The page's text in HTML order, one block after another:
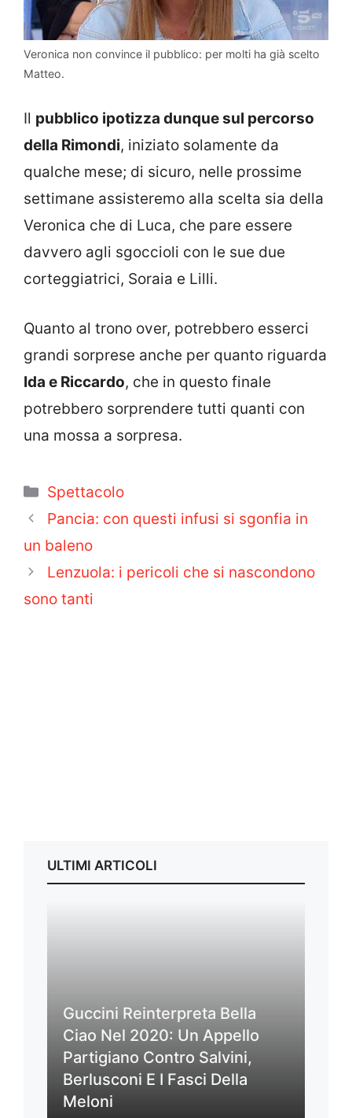
Veronica non convince il pubblico: per molti ha già scelto
Matteo.
Il pubblico ipotizza dunque sul percorso
della Rimondi, iniziato solamente da
qualche mese; di sicuro, nelle prossime
settimane assisteremo alla scelta sia della
Veronica che di Luca, che pare essere
davvero agli sgoccioli con le sue due
corteggiatrici, Soraia e Lilli.
Quanto al trono over, potrebbero esserci
grandi sorprese anche per quanto riguarda
Ida e Riccardo, che in questo finale
potrebbero sorprendere tutti quanti con
una mossa a sorpresa.
Categorie
Spettacolo
Pancia: con questi infusi si sgonfia in
un baleno
Lenzuola: i pericoli che si nascondono
sono tanti
ULTIMI ARTICOLI
Guccini Reinterpreta Bella
Ciao Nel 2020: Un Appello
Partigiano Contro Salvini,
Berlusconi E I Fasci Della
Meloni